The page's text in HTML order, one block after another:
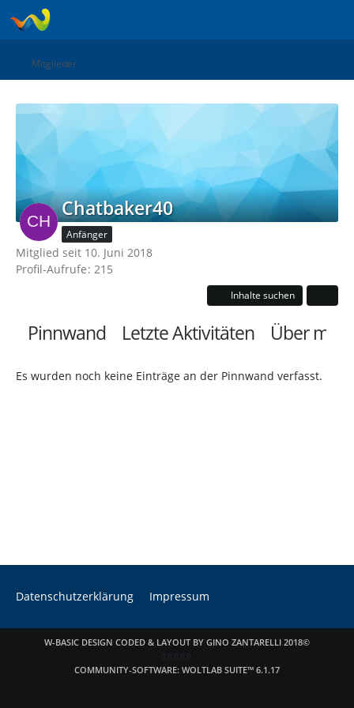
Mitglieder
Chatbaker40
Anfänger
Mitglied seit 10. Juni 2018
Profil-Aufrufe 215
Inhalte suchen
Pinnwand Letzte Aktivitäten Über mich
Es wurden noch keine Einträge an der Pinnwand verfasst.
Datenschutzerklärung Impressum
W-BASIC DESIGN CODED & LAYOUT BY GINO ZANTARELLI 2018©
COMMUNITY-SOFTWARE: WOLTLAB SUITE™ 6.1.17